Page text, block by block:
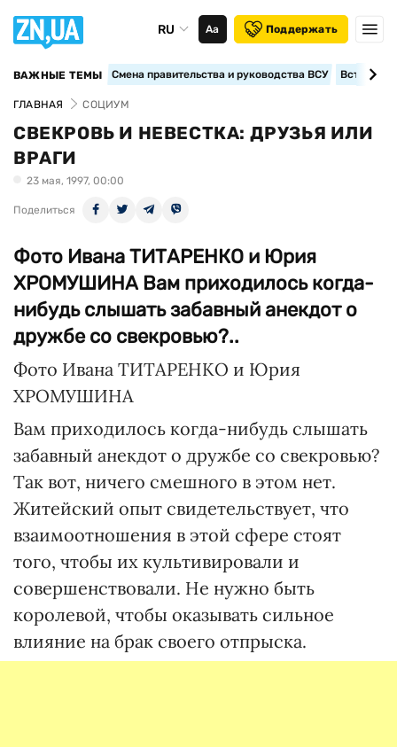
RU Аа Поддержать
ВАЖНЫЕ ТЕМЫ Смена правительства и руководства ВСУ
ГЛАВНАЯ СОЦИУМ
СВЕКРОВЬ И НЕВЕСТКА: ДРУЗЬЯ ИЛИ
ВРАГИ
23 мая, 1997, 00:00
Поделиться
Фото Ивана ТИТАРЕНКО и Юрия
ХРОМУШИНА Вам приходилось когда-
нибудь слышать забавный анекдот о
дружбе со свекровью?..
Фото Ивана ТИТАРЕНКО и Юрия
ХРОМУШИНА
Вам приходилось когда-нибудь слышать
забавный анекдот о дружбе со свекровью?
Так вот, ничего смешного в этом нет.
Житейский опыт свидетельствует, что
взаимоотношения в этой сфере стоят
того, чтобы их культивировали и
совершенствовали. Не нужно быть
королевой, чтобы оказывать сильное
влияние на брак своего отпрыска.